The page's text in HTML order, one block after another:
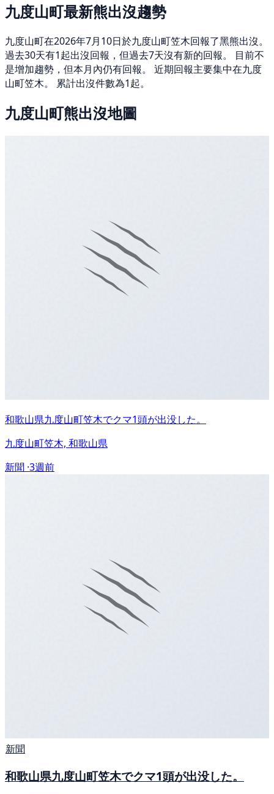
九度山町最新熊出沒趨勢
九度山町在2026年7月10日於九度山町笠木回報了黑熊出沒。
過去30天有1起出沒回報，但過去7天沒有新的回報。 目前不
是增加趨勢，但本月內仍有回報。 近期回報主要集中在九度
山町笠木。 累計出沒件數為1起。
九度山町熊出沒地圖
和歌山県九度山町笠木でクマ1頭が出没した。
九度山町笠木, 和歌山県
新聞 ·3週前
新聞
和歌山県九度山町笠木でクマ1頭が出没した。